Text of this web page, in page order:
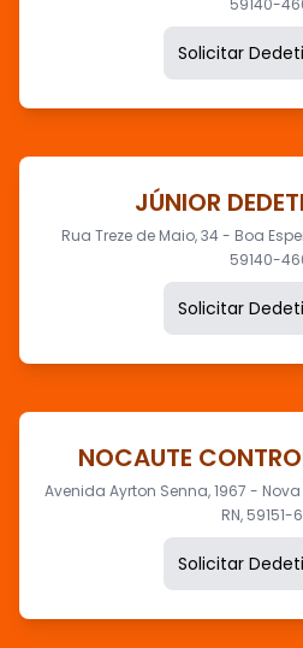
59140-
Solicitar
JÚNIOR
Rua Treze de Maio, 34 - Boa
59140-
Solicitar
NOCAUTE
Avenida Ayrton Senna, 1967 -
RN, 59151-
Solicitar